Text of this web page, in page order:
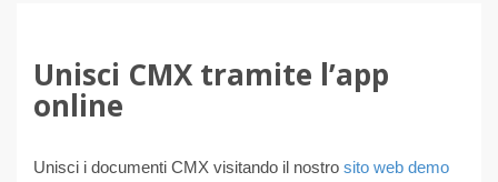
Unisci CMX tramite l’app
online
Unisci i documenti CMX visitando il nostro sito web demo